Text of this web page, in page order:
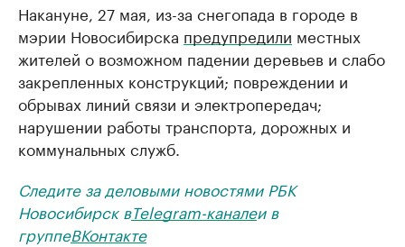
Накануне, 27 мая, из-за снегопада в городе в
мэрии Новосибирска предупредили местных
жителей о возможном падении деревьев и слабо
закрепленных конструкций; повреждении и
обрывах линий связи и электропередач;
нарушении работы транспорта, дорожных и
коммунальных служб.
Следите за деловыми новостями РБК
Новосибирск вTelegram-каналеи в
группеВКонтакте